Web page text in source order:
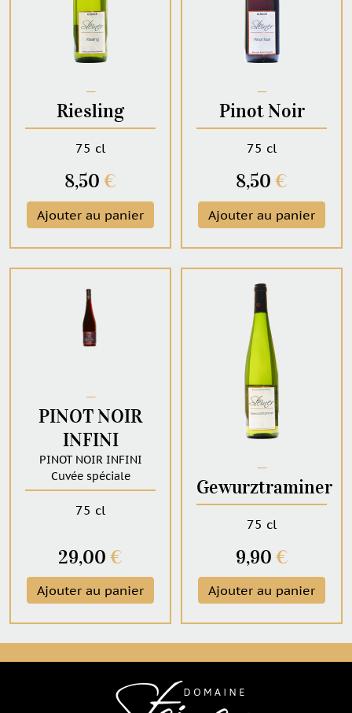
─
Riesling
75 cl
8,50 €
Ajouter au panier
─
Pinot Noir
75 cl
8,50 €
Ajouter au panier
─
PINOT NOIR
INFINI
PINOT NOIR INFINI
Cuvée spéciale
75 cl
29,00 €
Ajouter au panier
─
Gewurztraminer
75 cl
9,90 €
Ajouter au panier